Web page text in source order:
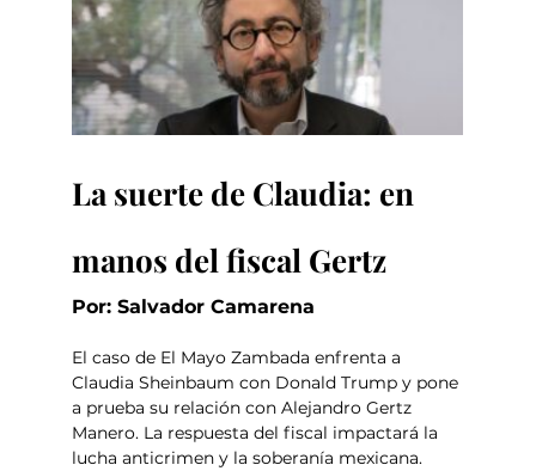
La suerte de Claudia: en
manos del fiscal Gertz
Por: Salvador Camarena
El caso de El Mayo Zambada enfrenta a
Claudia Sheinbaum con Donald Trump y pone
a prueba su relación con Alejandro Gertz
Manero. La respuesta del fiscal impactará la
lucha anticrimen y la soberanía mexicana.